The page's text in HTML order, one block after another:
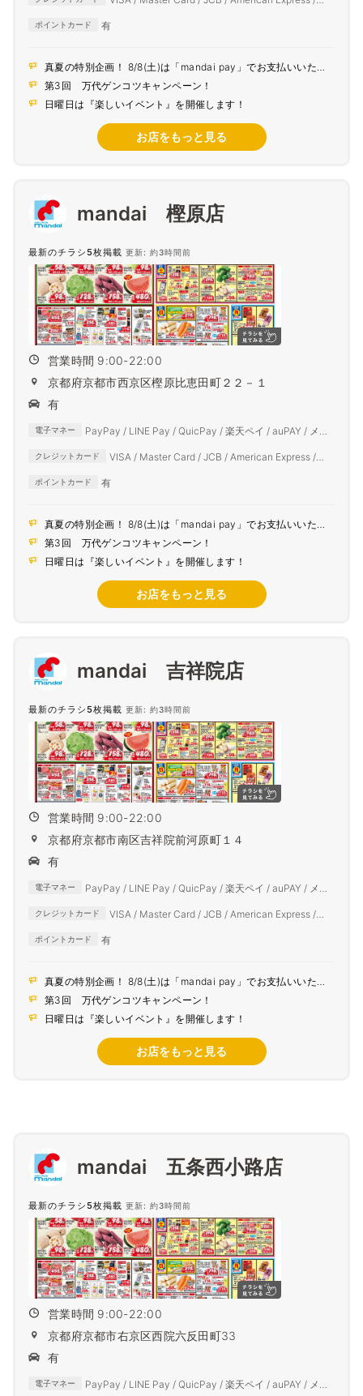
ポイントカード 有
真夏の特別企画！ 8/8(土)は「mandai pay」でお支払いいただ
くとポイント5倍！
第3回 万代ゲンコツキャンペーン！
日曜日は『楽しいイベント』を開催します！
お店をもっと見る
mandai 樫原店
最新のチラシ5枚掲載 更新: 約3時間前
営業時間 9:00-22:00
京都府京都市西京区樫原比恵田町２２－１
有
電子マネー
PayPay / LINE Pay / QuicPay / 楽天ペイ / auPAY / メル
クレジットカード
VISA / Master Card / JCB / American Express /
ポイントカード 有
真夏の特別企画！ 8/8(土)は「mandai pay」でお支払いいただ
くとポイント5倍！
第3回 万代ゲンコツキャンペーン！
日曜日は『楽しいイベント』を開催します！
お店をもっと見る
mandai 吉祥院店
最新のチラシ5枚掲載 更新: 約3時間前
営業時間 9:00-22:00
京都府京都市南区吉祥院前河原町１４
有
電子マネー
PayPay / LINE Pay / QuicPay / 楽天ペイ / auPAY / メル
クレジットカード
VISA / Master Card / JCB / American Express /
ポイントカード 有
真夏の特別企画！ 8/8(土)は「mandai pay」でお支払いいただ
くとポイント5倍！
第3回 万代ゲンコツキャンペーン！
日曜日は『楽しいイベント』を開催します！
お店をもっと見る
mandai 五条西小路店
最新のチラシ5枚掲載 更新: 約3時間前
営業時間 9:00-22:00
京都府京都市右京区西院六反田町33
有
電子マネー
PayPay / LINE Pay / QuicPay / 楽天ペイ / auPAY / メル